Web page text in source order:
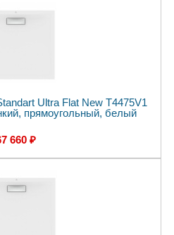
Ultra Flat New T4475V1
прямоугольный, белый
660 ₽